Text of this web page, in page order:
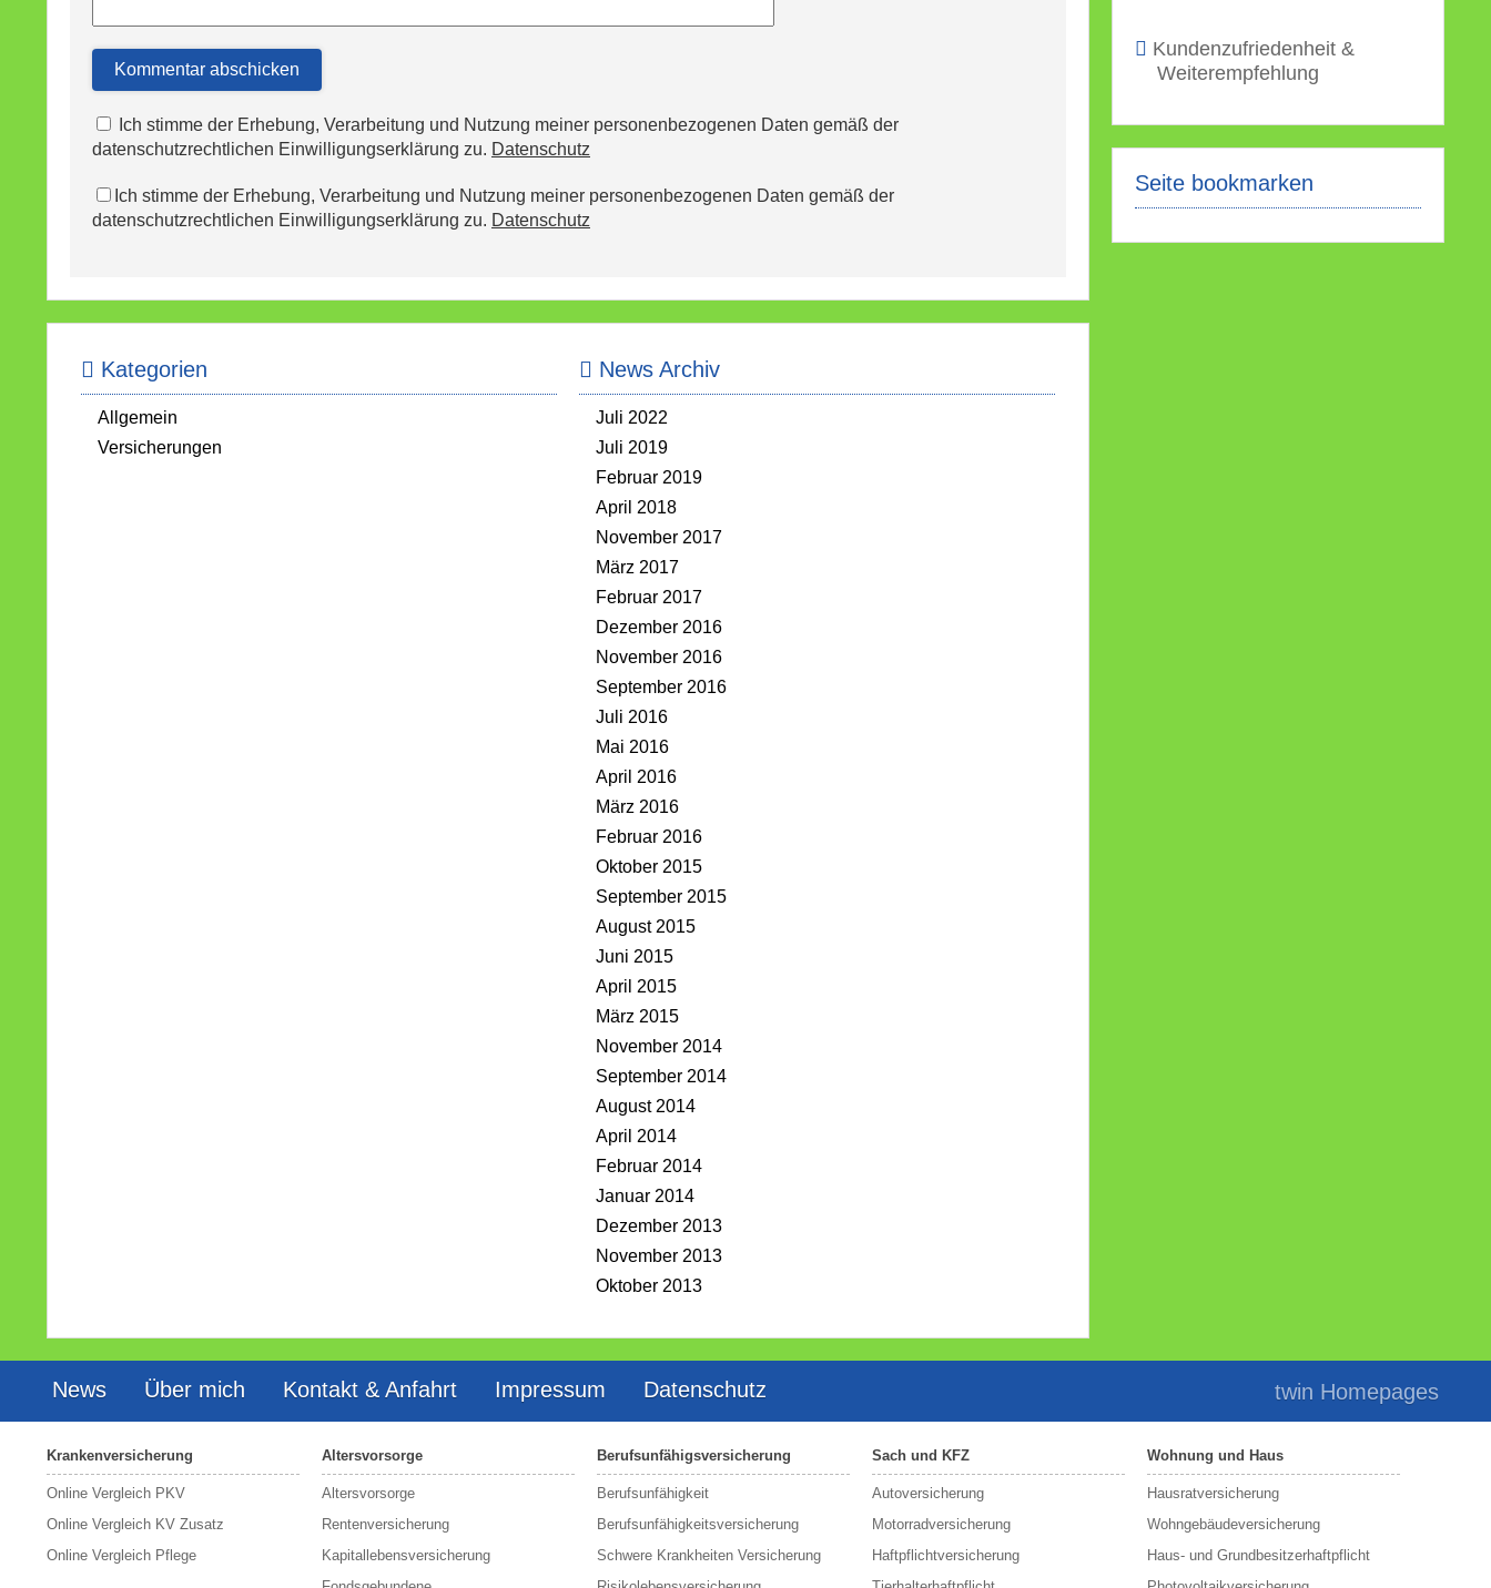
Kundenzufriedenheit &
Weiterempfehlung
Seite bookmarken
Ich stimme der Erhebung, Verarbeitung und Nutzung meiner personenbezogenen Daten gemäß der
datenschutzrechtlichen Einwilligungserklärung zu. Datenschutz
Ich stimme der Erhebung, Verarbeitung und Nutzung meiner personenbezogenen Daten gemäß der
datenschutzrechtlichen Einwilligungserklärung zu. Datenschutz
Kategorien
Allgemein
Versicherungen
News Archiv
Juli 2022
Juli 2019
Februar 2019
April 2018
November 2017
März 2017
Februar 2017
Dezember 2016
November 2016
September 2016
Juli 2016
Mai 2016
April 2016
März 2016
Februar 2016
Oktober 2015
September 2015
August 2015
Juni 2015
April 2015
März 2015
November 2014
September 2014
August 2014
April 2014
Februar 2014
Januar 2014
Dezember 2013
November 2013
Oktober 2013
News Über mich Kontakt & Anfahrt Impressum Datenschutz twin Homepages
Krankenversicherung
Online Vergleich PKV
Online Vergleich KV Zusatz
Online Vergleich Pflege
Altersvorsorge
Altersvorsorge
Rentenversicherung
Kapitallebensversicherung
Berufsunfähigsversicherung
Berufs­unfähigkeit
Berufsunfähigkeitsversicherung
Schwere Krankheiten Versicherung
Sach und KFZ
Autoversicherung
Motorradversicherung
Haftpflichtversicherung
Wohnung und Haus
Hausratversicherung
Wohngebäudeversicherung
Haus- und Grundbesitzerhaftpflicht